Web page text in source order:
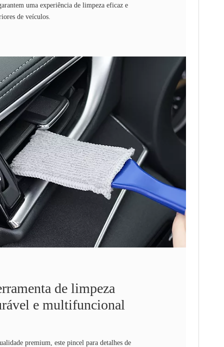
uma experiência de limpeza eficaz e
de veículos.
de limpeza
e multifuncional
premium, este pincel para detalhes de